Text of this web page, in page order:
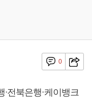
0
전북은행ᐧ케이뱅크